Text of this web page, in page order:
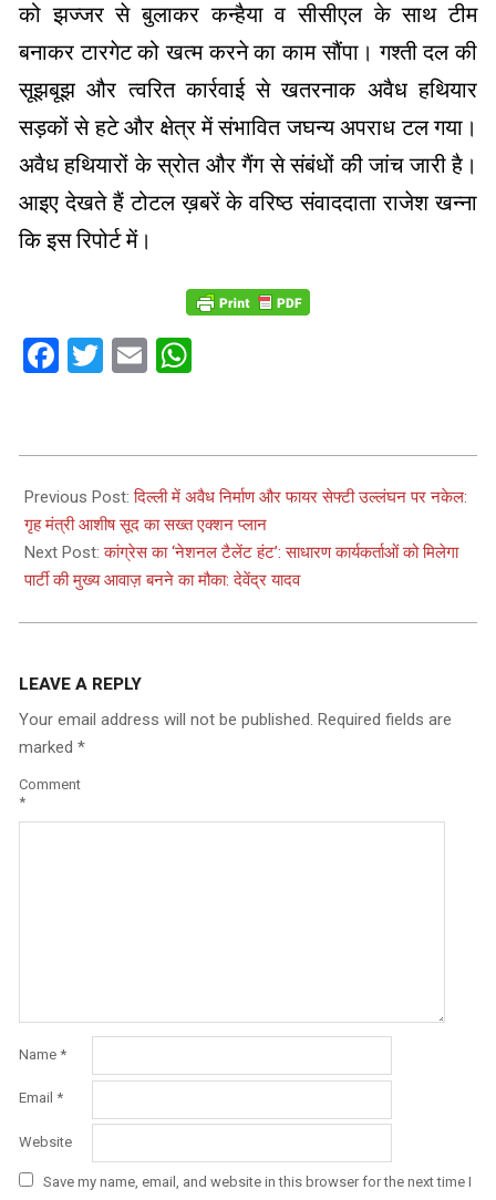
को झज्जर से बुलाकर कन्हैया व सीसीएल के साथ टीम
बनाकर टारगेट को खत्म करने का काम सौंपा। गश्ती दल की
सूझबूझ और त्वरित कार्रवाई से खतरनाक अवैध हथियार
सड़कों से हटे और क्षेत्र में संभावित जघन्य अपराध टल गया।
अवैध हथियारों के स्रोत और गैंग से संबंधों की जांच जारी है।
आइए देखते हैं टोटल ख़बरें के वरिष्ठ संवाददाता राजेश खन्ना
कि इस रिपोर्ट में।
Facebook
Twitter
Email
06-
06
Previous Post:दिल्ली में अवैध निर्माण और फायर सेफ्टी उल्लंघन पर नकेल:
गृह मंत्री आशीष सूद का सख्त एक्शन प्लान
Next Post:कांग्रेस का ‘नेशनल टैलेंट हंट’: साधारण कार्यकर्ताओं को मिलेगा
पार्टी की मुख्य आवाज़ बनने का मौका: देवेंद्र यादव
LEAVE A REPLY
Your email address will not be published. Required fields are
marked *
Comment
*
Name *
Email *
Website
Save my name, email, and website in this browser for the next time I